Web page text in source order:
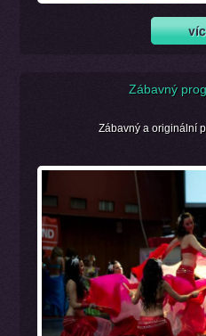
Zábavný
Zábavný a originální